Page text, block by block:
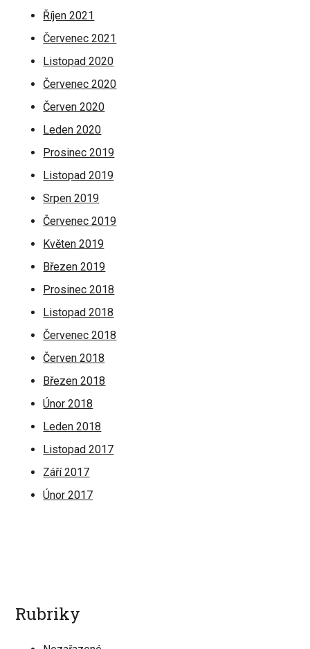
Říjen 2021
Červenec 2021
Listopad 2020
Červenec 2020
Červen 2020
Leden 2020
Prosinec 2019
Listopad 2019
Srpen 2019
Červenec 2019
Květen 2019
Březen 2019
Prosinec 2018
Listopad 2018
Červenec 2018
Červen 2018
Březen 2018
Únor 2018
Leden 2018
Listopad 2017
Září 2017
Únor 2017
Rubriky